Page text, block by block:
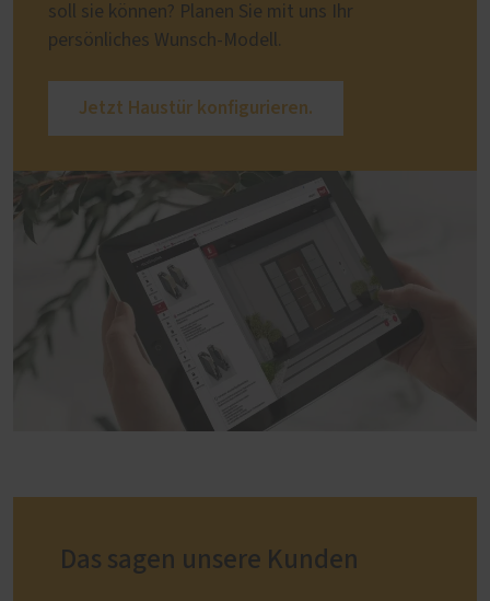
soll sie können? Planen Sie mit uns Ihr
persönliches Wunsch-Modell.
Jetzt Haustür konfigurieren.
Das sagen unsere Kunden